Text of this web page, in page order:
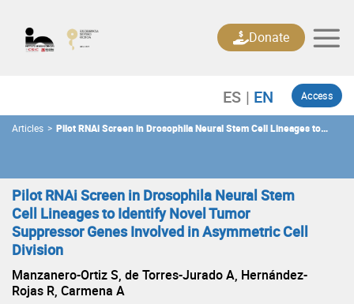
content
Access
Donate
Articles > Pilot RNAi Screen in Drosophila Neural Stem Cell Lineages to
Pilot RNAi Screen in Drosophila Neural Stem
Cell Lineages to Identify Novel Tumor
Suppressor Genes Involved in Asymmetric Cell
Division
Manzanero-Ortiz S, de Torres-Jurado A, Hernández-
Rojas R, Carmena A